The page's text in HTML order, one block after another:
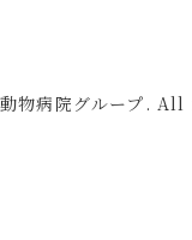
物病院グループ.